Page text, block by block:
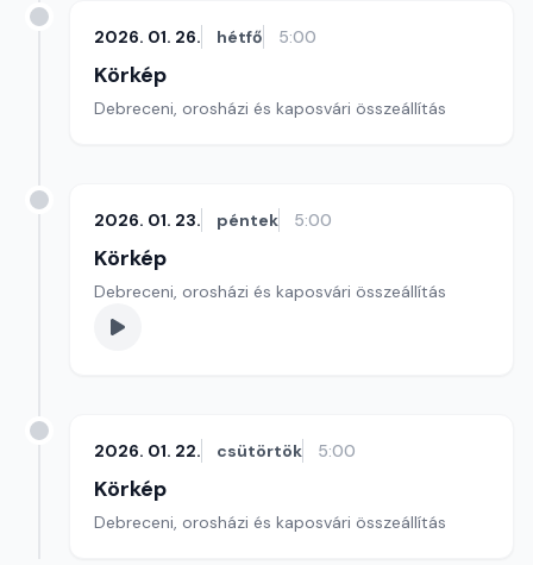
2026. 01. 26. hétfő 5:00
Körkép
Debreceni, orosházi és kaposvári összeállítás
2026. 01. 23. péntek 5:00
Körkép
Debreceni, orosházi és kaposvári összeállítás
2026. 01. 22. csütörtök 5:00
Körkép
Debreceni, orosházi és kaposvári összeállítás